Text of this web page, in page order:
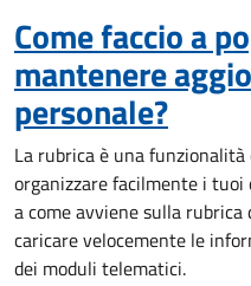
Come faccio a
mantenere
personale?
La rubrica è una
organizzare facilmente i
a come avviene sulla
caricare velocemente le
dei moduli telematici.